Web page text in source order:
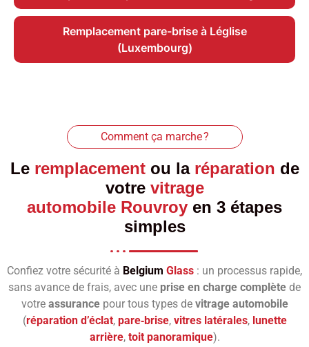
Remplacement pare-brise à Léglise
(Luxembourg)
Comment ça marche ?
Le remplacementou la réparation de
votre vitrage
automobile Rouvroy en 3 étapes
simples
Confiez votre sécurité à Belgium Glass : un processus rapide,
sans avance de frais, avec une prise en charge complète de
votre assurancepour tous types de vitrage automobile
(réparation d’éclat, pare‑brise, vitres latérales, lunette
arrière, toit panoramique).